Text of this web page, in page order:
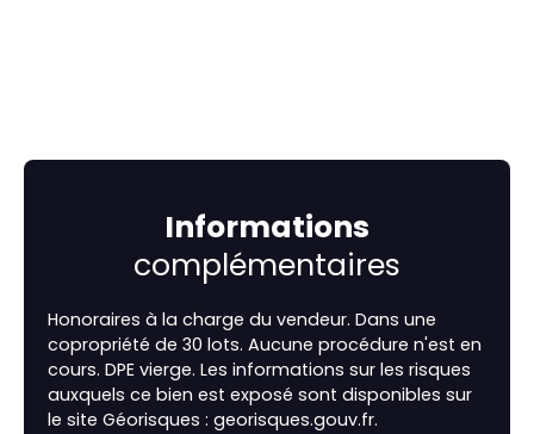
Informations
complémentaires
Honoraires à la charge du vendeur. Dans une
copropriété de 30 lots. Aucune procédure n'est en
cours. DPE vierge. Les informations sur les risques
auxquels ce bien est exposé sont disponibles sur
le site Géorisques : georisques.gouv.fr.